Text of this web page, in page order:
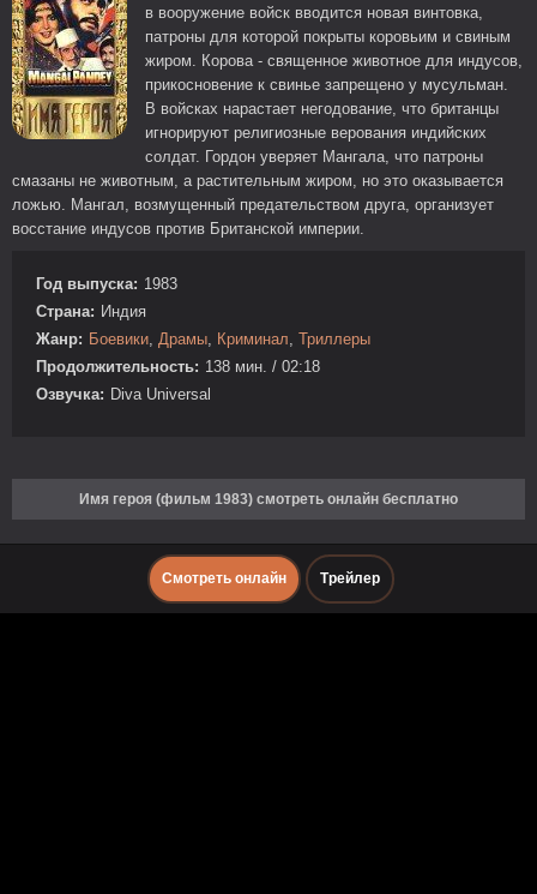
в вооружение войск вводится новая винтовка,
патроны для которой покрыты коровьим и свиным
жиром. Корова - священное животное для индусов,
прикосновение к свинье запрещено у мусульман.
В войсках нарастает негодование, что британцы
игнорируют религиозные верования индийских
солдат. Гордон уверяет Мангала, что патроны
смазаны не животным, а растительным жиром, но это оказывается
ложью. Мангал, возмущенный предательством друга, организует
восстание индусов против Британской империи.
Год выпуска: 1983
Страна: Индия
Жанр: Боевики, Драмы, Криминал, Триллеры
Продолжительность: 138 мин. / 02:18
Озвучка: Diva Universal
Имя героя (фильм 1983) смотреть онлайн бесплатно
Смотреть онлайн Трейлер